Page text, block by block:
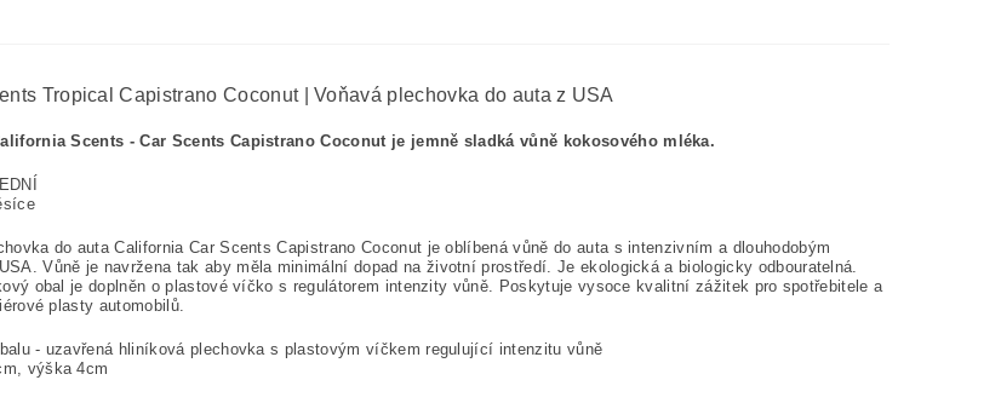
Tropical Capistrano Coconut | Voňavá plechovka do auta z USA
Scents - Car Scents Capistrano Coconut je jemně sladká vůně kokosového mléka.
do auta California Car Scents Capistrano Coconut je oblíbená vůně do auta s intenzivním a dlouhodobým
Vůně je navržena tak aby měla minimální dopad na životní prostředí. Je ekologická a biologicky odbouratelná.
obal je doplněn o plastové víčko s regulátorem intenzity vůně. Poskytuje vysoce kvalitní zážitek pro spotřebitele a
plasty automobilů.
- uzavřená hliníková plechovka s plastovým víčkem regulující intenzitu vůně
výška 4cm